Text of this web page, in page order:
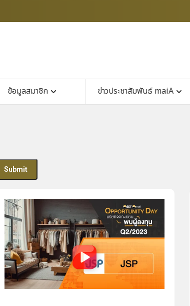
ข้อมูลสมาชิก ข่าวประชาสัมพันธ์ maiA